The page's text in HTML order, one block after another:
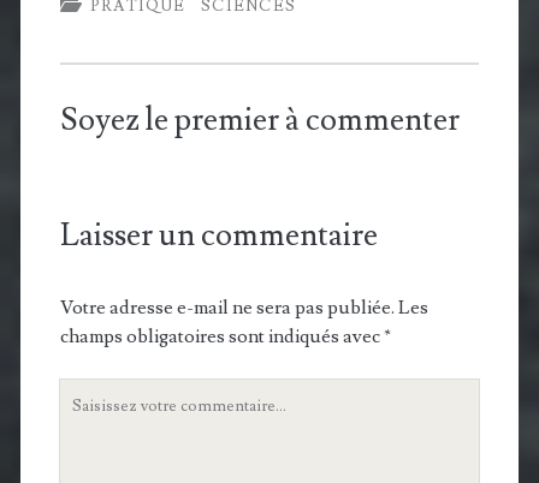
PRATIQUE SCIENCES
Soyez le premier à commenter
Laisser un commentaire
Votre adresse e-mail ne sera pas publiée. Les
champs obligatoires sont indiqués avec*